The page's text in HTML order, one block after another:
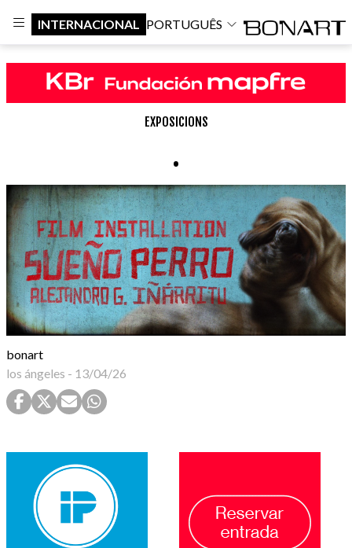
INTERNACIONAL PORTUGUÊS
EXPOSICIONS
.
bonart
los ángeles - 13/04/26